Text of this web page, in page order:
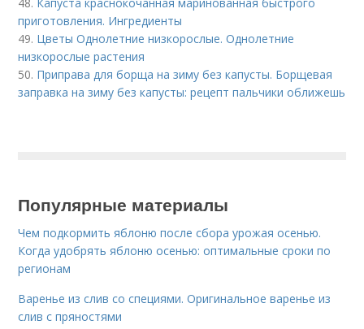
приготовления. Ингредиенты
49. Цветы Однолетние низкорослые. Однолетние
низкорослые растения
50. Приправа для борща на зиму без капусты. Борщевая
заправка на зиму без капусты: рецепт пальчики оближешь
Популярные материалы
Чем подкормить яблоню после сбора урожая осенью.
Когда удобрять яблоню осенью: оптимальные сроки по
регионам
Варенье из слив со специями. Оригинальное варенье из
слив с пряностями